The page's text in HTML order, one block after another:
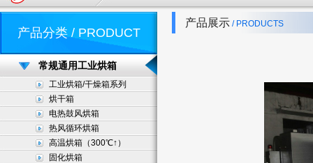
产品分类 / PRODUCT
常规通用工业烘箱
工业烘箱/干燥箱系列
烘干箱
电热鼓风烘箱
热风循环烘箱
高温烘箱（300℃↑）
固化烘箱
产品展示 / PRODUCTS